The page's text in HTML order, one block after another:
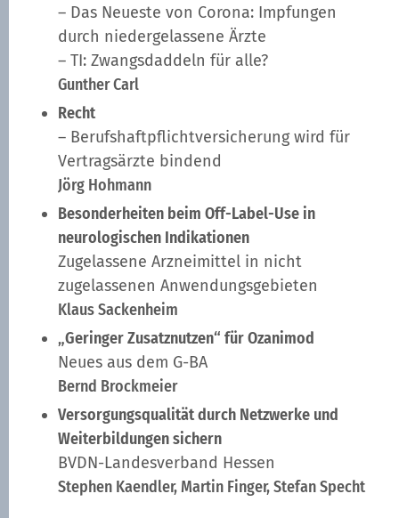
– Das Neueste von Corona: Impfungen
durch niedergelassene Ärzte
– TI: Zwangsdaddeln für alle?
Gunther Carl
Recht
– Berufshaftpflichtversicherung wird für
Vertragsärzte bindend
Jörg Hohmann
Besonderheiten beim Off-Label-Use in
neurologischen Indikationen
Zugelassene Arzneimittel in nicht
zugelassenen Anwendungsgebieten
Klaus Sackenheim
„Geringer Zusatznutzen“ für Ozanimod
Neues aus dem G-BA
Bernd Brockmeier
Versorgungsqualität durch Netzwerke und
Weiterbildungen sichern
BVDN-Landesverband Hessen
Stephen Kaendler, Martin Finger, Stefan Specht